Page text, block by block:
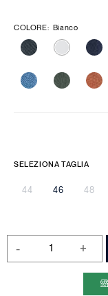
COLORE: Bianco
SELEZIONA TAGLIA
44 46 48
- +